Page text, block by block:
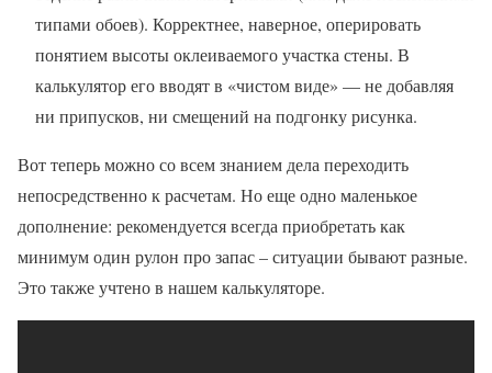
типами обоев). Корректнее, наверное, оперировать
понятием высоты оклеиваемого участка стены. В
калькулятор его вводят в «чистом виде» — не добавляя
ни припусков, ни смещений на подгонку рисунка.
Вот теперь можно со всем знанием дела переходить
непосредственно к расчетам. Но еще одно маленькое
дополнение: рекомендуется всегда приобретать как
минимум один рулон про запас – ситуации бывают разные.
Это также учтено в нашем калькуляторе.